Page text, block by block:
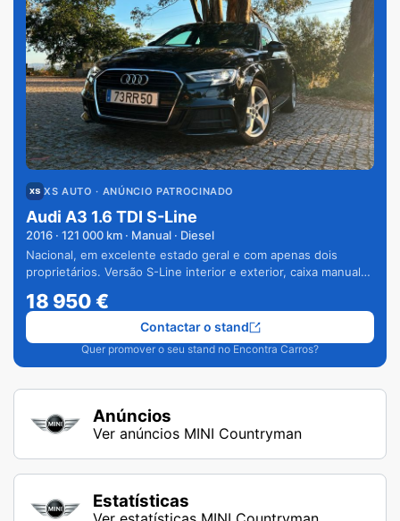
XS AUTO · ANÚNCIO PATROCINADO
Audi A3 1.6 TDI S-Line
2016 · 121 000 km · Manual · Diesel
Nacional, em excelente estado geral e com apenas dois
proprietários. Versão S-Line interior e exterior, caixa manual
18 950€
Quer promover o seu stand no Encontra Carros?
Contactar o stand
Anúncios
Ver anúncios MINI Countryman
Estatísticas